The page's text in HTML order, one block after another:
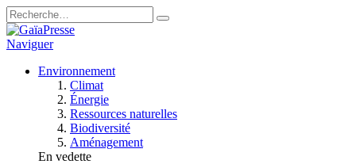
Naviguer
Environnement
Climat
Énergie
Ressources naturelles
Biodiversité
Aménagement
En vedette